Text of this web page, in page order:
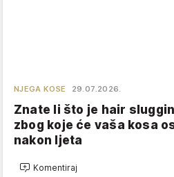
NJEGA KOSE 29.07.2026.
Znate li što je hair
zbog koje će vaša kosa
nakon ljeta
Komentiraj